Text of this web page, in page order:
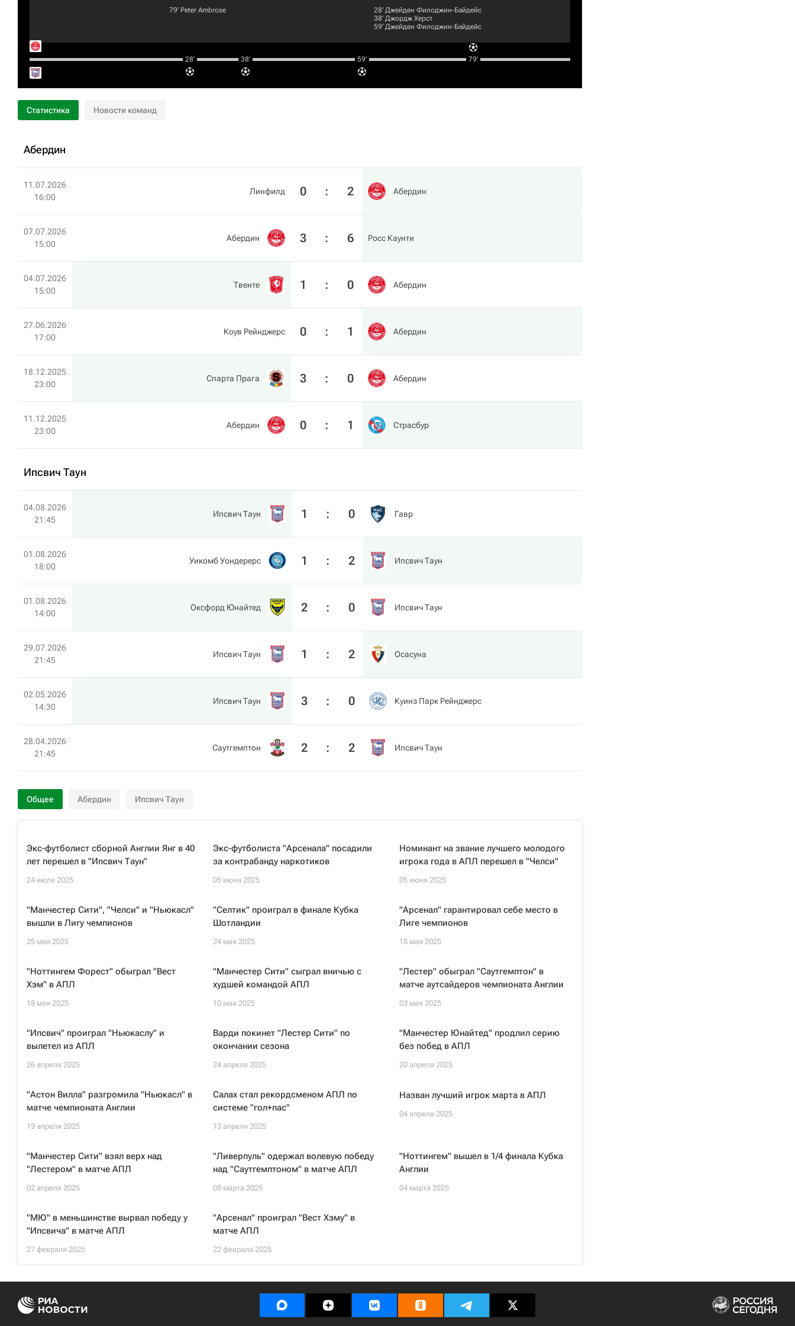
79‎’‎ Peter Ambrose 28‎’‎ Джейден Филоджин-Байдейс
38‎’‎ Джордж Херст
59‎’‎ Джейден Филоджин-Байдейс
28‎’‎ 38‎’‎ 59‎’‎ 79‎’‎
Статистика Новости команд
Абердин
11.07.2026
16:00
Линфилд 0 : 2 Абердин
07.07.2026
15:00
Абердин 3 : 6 Росс Каунти
04.07.2026
15:00
Твенте 1 : 0 Абердин
27.06.2026
17:00
Коув Рейнджерс 0 : 1 Абердин
18.12.2025
23:00
Спарта Прага 3 : 0 Абердин
11.12.2025
23:00
Абердин 0 : 1 Страсбур
Ипсвич Таун
04.08.2026
21:45
Ипсвич Таун 1 : 0 Гавр
01.08.2026
18:00
Уикомб Уондерерс 1 : 2 Ипсвич Таун
01.08.2026
14:00
Оксфорд Юнайтед 2 : 0 Ипсвич Таун
29.07.2026
21:45
Ипсвич Таун 1 : 2 Осасуна
02.05.2026
14:30
Ипсвич Таун 3 : 0 Куинз Парк Рейнджерс
28.04.2026
21:45
Саутгемптон 2 : 2 Ипсвич Таун
Общее Абердин Ипсвич Таун
Экс-футболист сборной Англии Янг в 40
лет перешел в "Ипсвич Таун"
24 июля 2025
Экс-футболиста "Арсенала" посадили
за контрабанду наркотиков
05 июня 2025
Номинант на звание лучшего молодого
игрока года в АПЛ перешел в "Челси"
05 июня 2025
"Манчестер Сити", "Челси" и "Ньюкасл"
вышли в Лигу чемпионов
25 мая 2025
"Селтик" проиграл в финале Кубка
Шотландии
24 мая 2025
"Арсенал" гарантировал себе место в
Лиге чемпионов
18 мая 2025
"Ноттингем Форест" обыграл "Вест
Хэм" в АПЛ
18 мая 2025
"Манчестер Сити" сыграл вничью с
худшей командой АПЛ
10 мая 2025
"Лестер" обыграл "Саутгемптон" в
матче аутсайдеров чемпионата Англии
03 мая 2025
"Ипсвич" проиграл "Ньюкаслу" и
вылетел из АПЛ
26 апреля 2025
Варди покинет "Лестер Сити" по
окончании сезона
24 апреля 2025
"Манчестер Юнайтед" продлил серию
без побед в АПЛ
20 апреля 2025
"Астон Вилла" разгромила "Ньюкасл" в
матче чемпионата Англии
19 апреля 2025
Салах стал рекордсменом АПЛ по
системе "гол+пас"
13 апреля 2025
Назван лучший игрок марта в АПЛ
04 апреля 2025
"Манчестер Сити" взял верх над
"Лестером" в матче АПЛ
02 апреля 2025
"Ливерпуль" одержал волевую победу
над "Саутгемптоном" в матче АПЛ
08 марта 2025
"Ноттингем" вышел в 1/4 финала Кубка
Англии
04 марта 2025
"МЮ" в меньшинстве вырвал победу у
"Ипсвича" в матче АПЛ
27 февраля 2025
"Арсенал" проиграл "Вест Хэму" в
матче АПЛ
22 февраля 2025